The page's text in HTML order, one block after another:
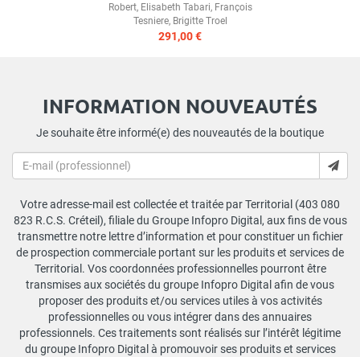
Robert, Elisabeth Tabari, François
Tesniere, Brigitte Troel
291,00 €
INFORMATION NOUVEAUTÉS
Je souhaite être informé(e) des nouveautés de la boutique
Votre adresse-mail est collectée et traitée par Territorial (403 080
823 R.C.S. Créteil), filiale du Groupe Infopro Digital, aux fins de vous
transmettre notre lettre d’information et pour constituer un fichier
de prospection commerciale portant sur les produits et services de
Territorial. Vos coordonnées professionnelles pourront être
transmises aux sociétés du groupe Infopro Digital afin de vous
proposer des produits et/ou services utiles à vos activités
professionnelles ou vous intégrer dans des annuaires
professionnels. Ces traitements sont réalisés sur l’intérêt légitime
du groupe Infopro Digital à promouvoir ses produits et services